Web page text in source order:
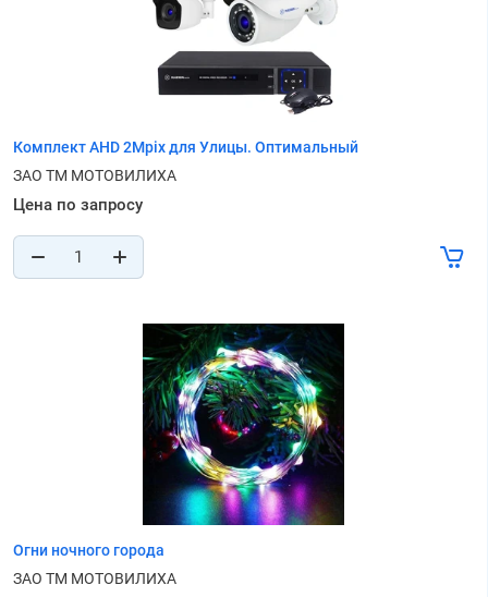
Комплект AHD 2Mpix для Улицы. Оптимальный
ЗАО ТМ МОТОВИЛИХА
Цена по запросу
Огни ночного города
ЗАО ТМ МОТОВИЛИХА